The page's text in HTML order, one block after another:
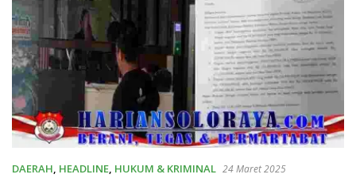
DAERAH, HEADLINE, HUKUM & KRIMINAL 24 Maret 2025